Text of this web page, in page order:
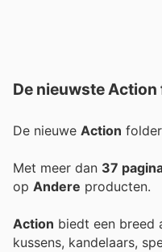
De nieuwste
De nieuwe Action
Met meer dan 37
op Andere producten.
Action biedt een breed
kussens, kandelaars,